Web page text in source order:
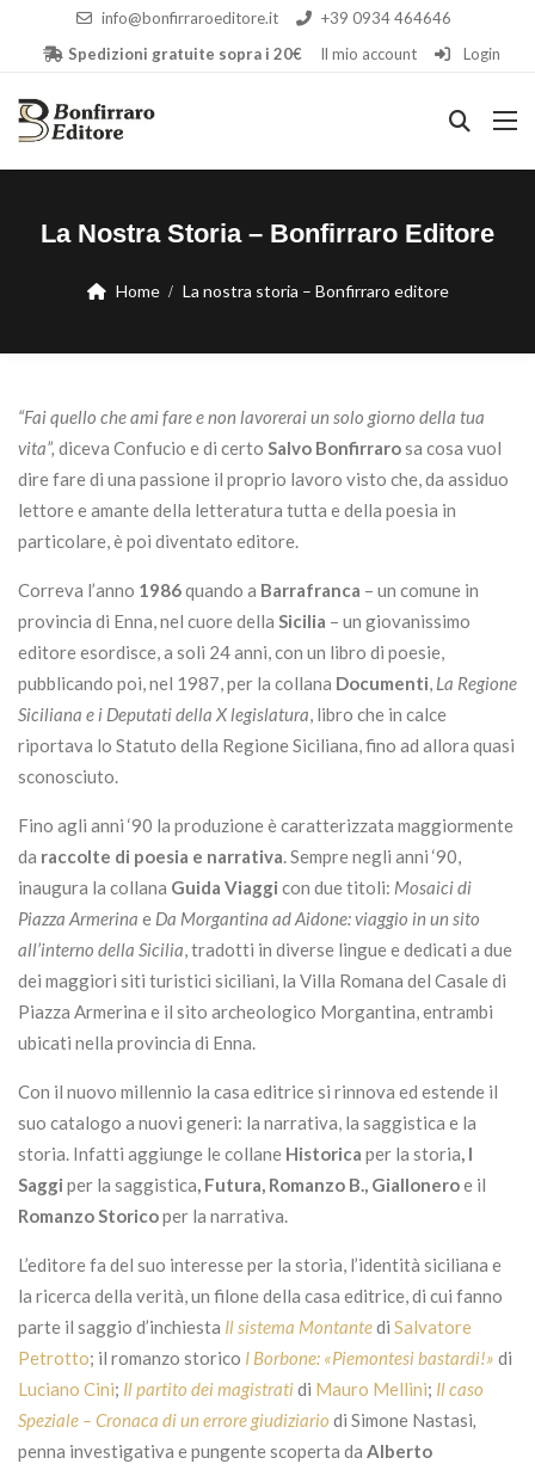
info@bonfirraroeditore.it
+39 0934 464646
Spedizioni gratuite sopra i 20€
Il mio account Login
La Nostra Storia – Bonfirraro Editore
Home La nostra storia – Bonfirraro editore
“Fai quello che ami fare e non lavorerai un solo giorno della tua
vita”, diceva Confucio e di certo Salvo Bonfirrarosa cosa vuol
dire fare di una passione il proprio lavoro visto che, da assiduo
lettore e amante della letteratura tutta e della poesia in
particolare, è poi diventato editore.
Correva l’anno 1986quando a Barrafranca – un comune in
provincia di Enna, nel cuore della Sicilia – un giovanissimo
editore esordisce, a soli 24 anni, con un libro di poesie,
pubblicando poi, nel 1987, per la collana Documenti, La Regione
Siciliana e i Deputati della X legislatura, libro che in calce
riportava lo Statuto della Regione Siciliana, fino ad allora quasi
sconosciuto.
Fino agli anni ‘90 la produzione è caratterizzata maggiormente
da raccolte di poesia e narrativa. Sempre negli anni ‘90,
inaugura la collana Guida Viaggi con due titoli: Mosaici di
Piazza Armerina e Da Morgantina ad Aidone: viaggio in un sito
all’interno della Sicilia, tradotti in diverse lingue e dedicati a due
dei maggiori siti turistici siciliani, la Villa Romana del Casale di
Piazza Armerina e il sito archeologico Morgantina, entrambi
ubicati nella provincia di Enna.
Con il nuovo millennio la casa editrice si rinnova ed estende il
suo catalogo a nuovi generi: la narrativa, la saggistica e la
storia. Infatti aggiunge le collane Historica per la storia, I
Saggi per la saggistica, Futura, Romanzo B., Gialloneroe il
Romanzo Storicoper la narrativa.
L’editore fa del suo interesse per la storia, l’identità siciliana e
la ricerca della verità, un filone della casa editrice, di cui fanno
parte il saggio d’inchiesta Il sistema Montantedi Salvatore
Petrotto; il romanzo storico I Borbone: «Piemontesi bastardi!» di
Luciano Cini; Il partito dei magistratidi Mauro Mellini; Il caso
Speziale – Cronaca di un errore giudiziario di Simone Nastasi,
penna investigativa e pungente scoperta da Alberto